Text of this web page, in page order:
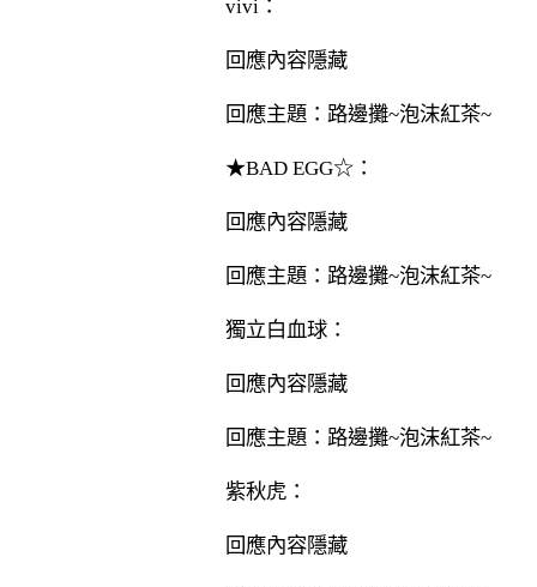
vivi：
回應內容隱藏
回應主題：路邊攤~泡沫紅茶~
★BAD EGG☆：
回應內容隱藏
回應主題：路邊攤~泡沫紅茶~
獨立白血球：
回應內容隱藏
回應主題：路邊攤~泡沫紅茶~
紫秋虎：
回應內容隱藏